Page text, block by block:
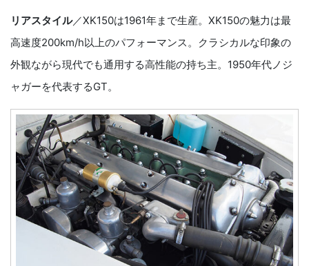
リアスタイル／XK150は1961年まで生産。XK150の魅力は最
高速度200km/h以上のパフォーマンス。クラシカルな印象の
外観ながら現代でも通用する高性能の持ち主。1950年代ノジ
ャガーを代表するGT。